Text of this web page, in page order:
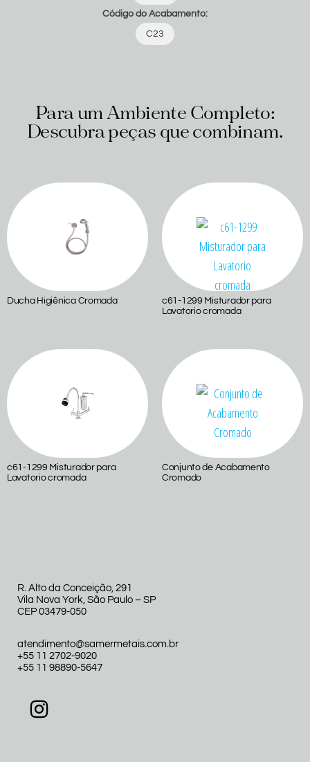
Código do Acabamento:
C23
Para um Ambiente Completo:
Descubra peças que combinam.
Ducha Higiênica Cromada
c61-1299 Misturador para
Lavatorio cromada
c61-1299 Misturador para
Lavatorio cromada
Conjunto de Acabamento
Cromado
R. Alto da Conceição, 291
Vila Nova York, São Paulo – SP
CEP 03479-050
atendimento@samermetais.com.br
+55 11 2702-9020
+55 11 98890-5647